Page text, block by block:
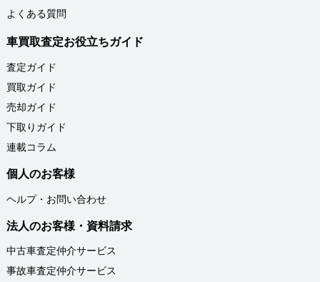
よくある質問
車買取査定お役立ちガイド
査定ガイド
買取ガイド
売却ガイド
下取りガイド
連載コラム
個人のお客様
ヘルプ・お問い合わせ
法人のお客様・資料請求
中古車査定仲介サービス
事故車査定仲介サービス